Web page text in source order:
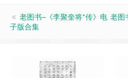
老图书–《李聚奎将*传》电
子版合集
老图